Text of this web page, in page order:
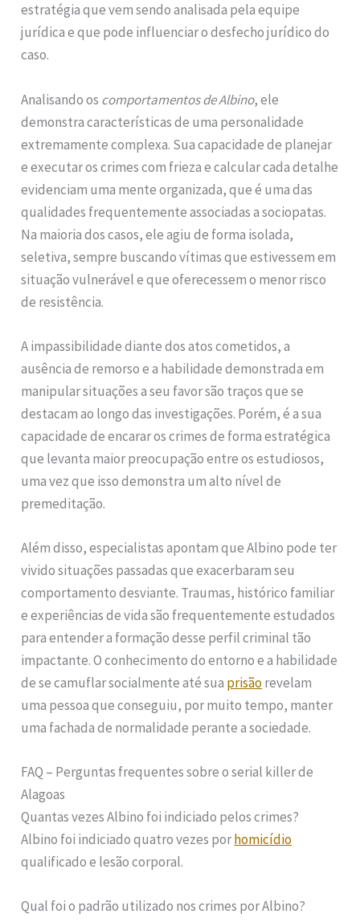
estratégia que vem sendo analisada pela equipe
jurídica e que pode influenciar o desfecho jurídico do
caso.
Analisando os comportamentos de Albino, ele
demonstra características de uma personalidade
extremamente complexa. Sua capacidade de planejar
e executar os crimes com frieza e calcular cada detalhe
evidenciam uma mente organizada, que é uma das
qualidades frequentemente associadas a sociopatas.
Na maioria dos casos, ele agiu de forma isolada,
seletiva, sempre buscando vítimas que estivessem em
situação vulnerável e que oferecessem o menor risco
de resistência.
A impassibilidade diante dos atos cometidos, a
ausência de remorso e a habilidade demonstrada em
manipular situações a seu favor são traços que se
destacam ao longo das investigações. Porém, é a sua
capacidade de encarar os crimes de forma estratégica
que levanta maior preocupação entre os estudiosos,
uma vez que isso demonstra um alto nível de
premeditação.
Além disso, especialistas apontam que Albino pode ter
vivido situações passadas que exacerbaram seu
comportamento desviante. Traumas, histórico familiar
e experiências de vida são frequentemente estudados
para entender a formação desse perfil criminal tão
impactante. O conhecimento do entorno e a habilidade
de se camuflar socialmente até sua prisãorevelam
uma pessoa que conseguiu, por muito tempo, manter
uma fachada de normalidade perante a sociedade.
FAQ – Perguntas frequentes sobre o serial killer de
Alagoas
Quantas vezes Albino foi indiciado pelos crimes?
Albino foi indiciado quatro vezes porhomicídio
qualificado e lesão corporal.
Qual foi o padrão utilizado nos crimes por Albino?